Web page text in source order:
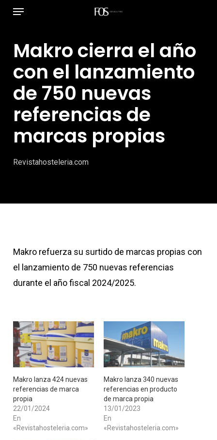
principal
Menú
Makro cierra el año
con el lanzamiento
de 750 nuevas
referencias de
marcas propias
Revistahosteleria.com
Makro refuerza su surtido de marcas propias con
el lanzamiento de 750 nuevas referencias
durante el año fiscal 2024/2025.
Makro lanza 424 nuevas
referencias de marca
propia
22/01/2024
En
«Revistahosteleria.com»
​Makro lanza 340 nuevas
referencias en producto
de marca propia
13/01/2023
En
«Revistahosteleria.com»